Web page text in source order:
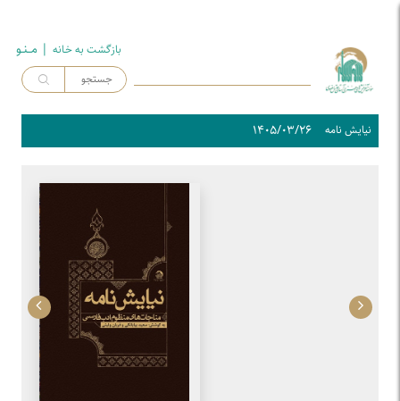
بازگشت به خـانه | مــنـو
نیایش نامه ۱۴۰۵/۰۳/۲۶